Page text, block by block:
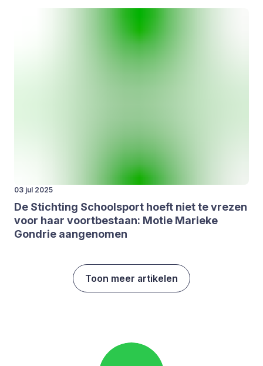
03 jul 2025
De Stich­ting School­sport hoeft niet te vre­zen
voor haar voort­be­staan: Motie Marie­ke
Gondrie aan­ge­no­men
Toon meer artikelen